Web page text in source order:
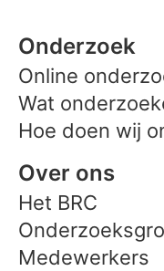
Onderzoek
Online
Wat
Hoe doen wij
Over ons
Het BRC
Medewerkers